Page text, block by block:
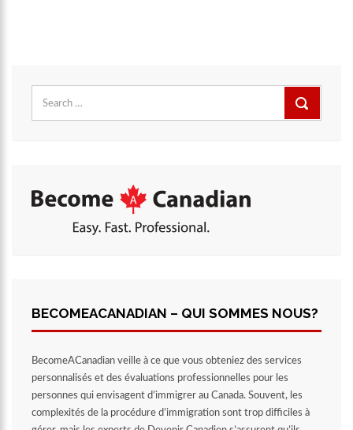
BECOMEACANADIAN – QUI SOMMES NOUS?
BecomeACanadian veille à ce que vous obteniez des services
personnalisés et des évaluations professionnelles pour les
personnes qui envisagent d’immigrer au Canada. Souvent, les
complexités de la procédure d’immigration sont trop difficiles à